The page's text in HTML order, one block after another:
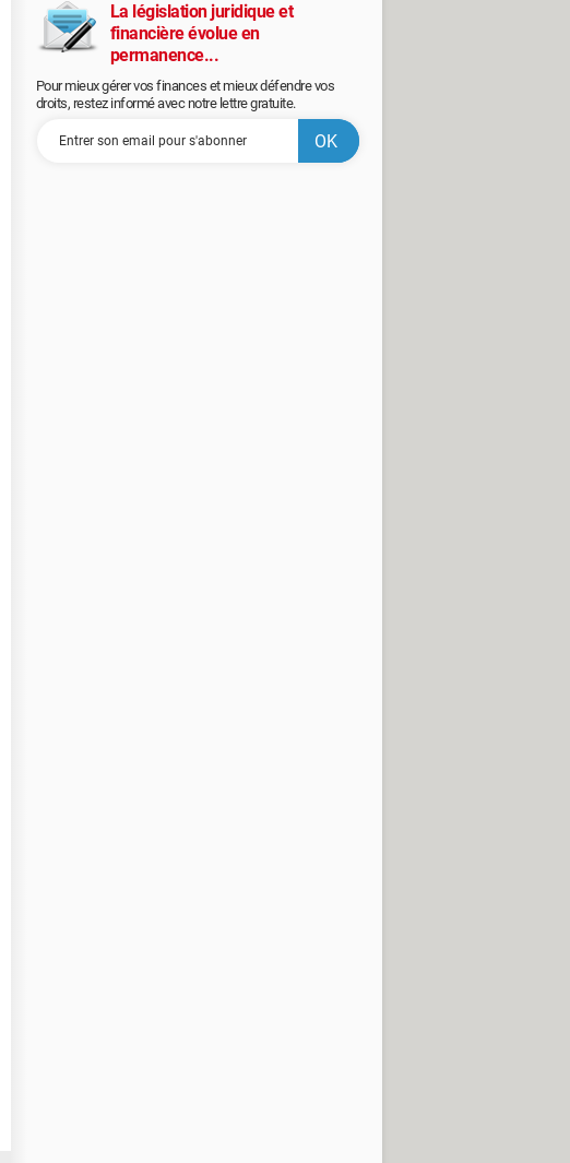
La législation juridique et
financière évolue en
permanence...
Pour mieux gérer vos finances et mieux défendre vos
droits, restez informé avec notre lettre gratuite.